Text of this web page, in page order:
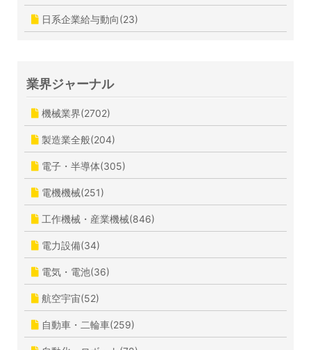
日系企業給与動向(23)
業界ジャーナル
機械業界(2702)
製造業全般(204)
電子・半導体(305)
電機機械(251)
工作機械・産業機械(846)
電力設備(34)
電気・電池(36)
航空宇宙(52)
自動車・二輪車(259)